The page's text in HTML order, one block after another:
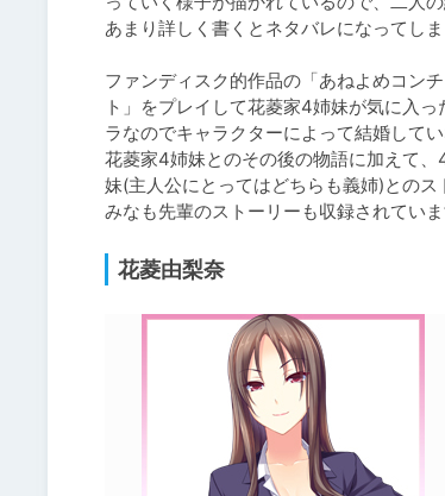
あまり詳しく書くとネタバレになってし
ファンディスク的作品の「あねよめコン
ト」をプレイして花菱家4姉妹が気に入
ラなのでキャラクターによって結婚して
花菱家4姉妹とのその後の物語に加えて
妹(主人公にとってはどちらも義姉)との
みなも先輩のストーリーも収録されていま
花菱由梨奈